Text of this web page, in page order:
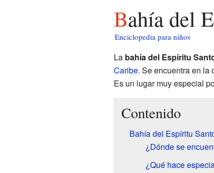
Bahía del
Enciclopedia para niños
La bahía del Espíritu
Caribe. Se encuentra en la
Es un lugar muy especial
Contenido
Bahía del Espíritu
¿Dónde se
¿Qué hace